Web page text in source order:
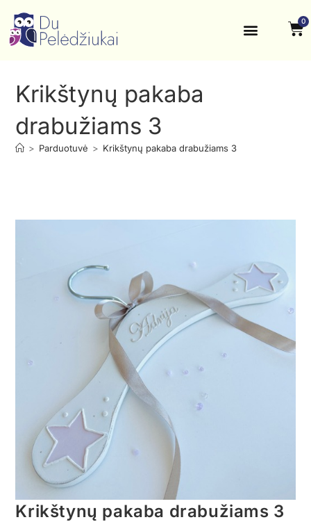
0
Krikštynų pakaba
drabužiams 3
> Parduotuvė > Krikštynų pakaba drabužiams 3
Krikštynų pakaba drabužiams 3